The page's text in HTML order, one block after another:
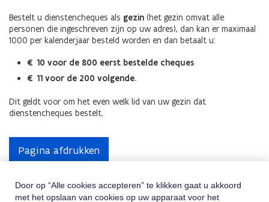
Bestelt u dienstencheques als gezin (het gezin omvat alle
personen die ingeschreven zijn op uw adres), dan kan er maximaal
1000 per kalenderjaar besteld worden en dan betaalt u:
€ 10 voor de 800 eerst bestelde cheques
€ 11 voor de 200 volgende.
Dit geldt voor om het even welk lid van uw gezin dat
dienstencheques bestelt.
Pagina afdrukken
Door op “Alle cookies accepteren” te klikken gaat u akkoord
met het opslaan van cookies op uw apparaat voor het